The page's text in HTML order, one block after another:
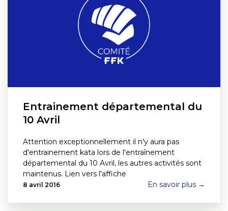
Entrainement départemental du
10 Avril
Attention exceptionnellement il n'y aura pas
d'entrainement kata lors de l'entraînement
départemental du 10 Avril, les autres activités sont
maintenus. Lien vers l'affiche
8 avril 2016 En savoir plus →